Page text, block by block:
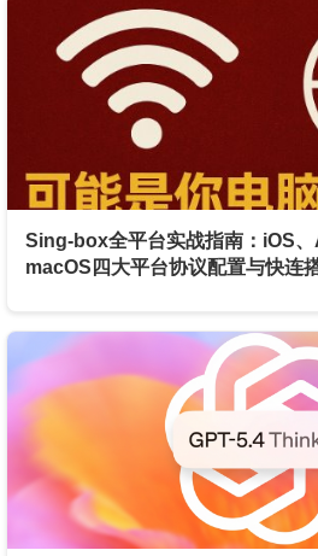
Sing-box全平台实战指南：iOS
macOS四大平台协议配置与快连